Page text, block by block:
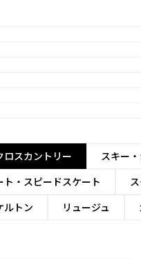
ロスカントリー スキー
ト・スピードスケート
ルトン リュージュ